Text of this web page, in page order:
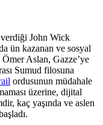
verdiği John Wick
ün kazanan ve sosyal
Aslan, Gazze’ye
Sumud filosuna
ordusunun müdahale
üzerine, dijital
kaç yaşında ve aslen